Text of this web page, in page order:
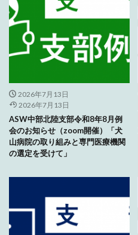
2026年7月13日
2026年7月13日
ASW中部北陸支部令和8年8月例
会のお知らせ（zoom開催）「犬
山病院の取り組みと専門医療機関
の選定を受けて」